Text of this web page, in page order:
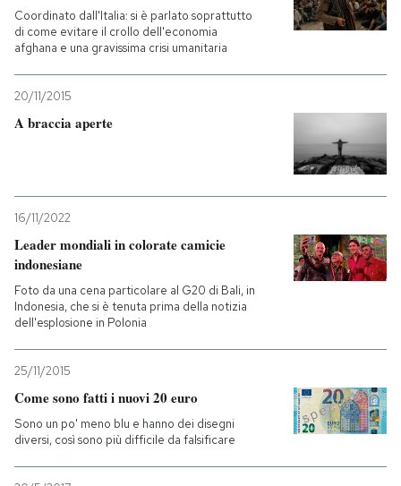
Coordinato dall'Italia: si è parlato soprattutto
di come evitare il crollo dell'economia
afghana e una gravissima crisi umanitaria
20/11/2015
A braccia aperte
16/11/2022
Leader mondiali in colorate camicie
indonesiane
Foto da una cena particolare al G20 di Bali, in
Indonesia, che si è tenuta prima della notizia
dell'esplosione in Polonia
25/11/2015
Come sono fatti i nuovi 20 euro
Sono un po' meno blu e hanno dei disegni
diversi, così sono più difficile da falsificare